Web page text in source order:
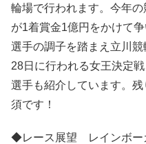
輪場で行われます。今年
が1着賞金1億円をかけて
選手の調子を踏まえ立川
28日に行われる女王決定
選手も紹介しています。
須です！
◆レース展望 レインボー